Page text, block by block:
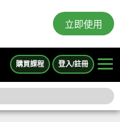
立即使用
購買課程 登入/註冊